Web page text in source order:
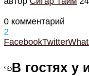
0 комментарий
2
FacebookTwitter
В гостях у